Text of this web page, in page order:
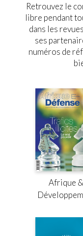
Retrouvez le
libre pendant
dans les
ses
numéros de
Afrique &